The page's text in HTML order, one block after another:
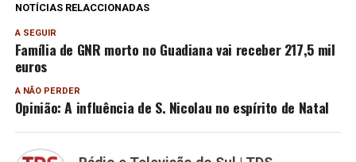
NOTÍCIAS RELACCIONADAS
A SEGUIR
Família de GNR morto no Guadiana vai receber 217,5 mil
euros
A NÃO PERDER
Opinião: A influência de S. Nicolau no espírito de Natal